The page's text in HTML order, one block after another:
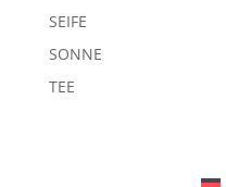
SEIFE
SONNE
TEE